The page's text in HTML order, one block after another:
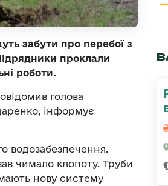
забути про перебої з
проклали
роботи.
голова
інформує
водозабезпечення.
чимало клопоту. Труби
нову систему